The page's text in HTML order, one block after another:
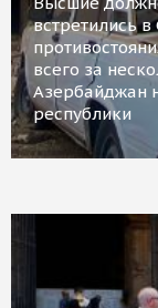
встретились
всего за
Азербайджан
республики